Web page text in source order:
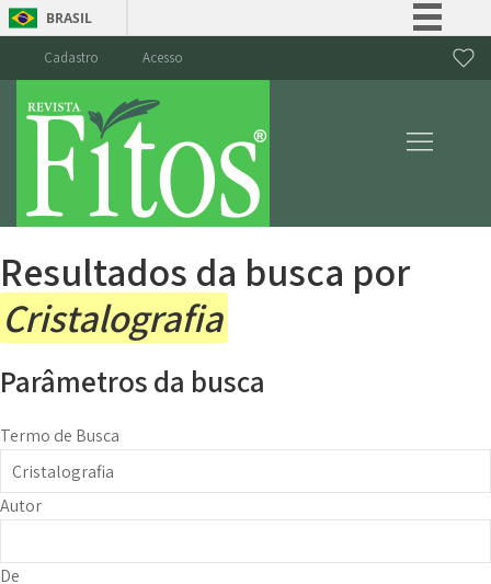
BRASIL
Canais
Cadastro Acesso
Resultados da busca por
Cristalografia
Parâmetros da busca
Termo de Busca
Autor
De